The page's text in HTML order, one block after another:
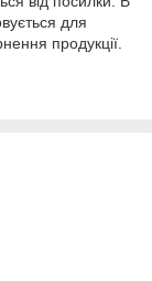
для
продукції.